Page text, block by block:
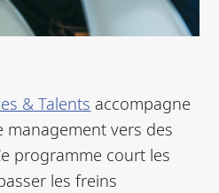
& Talents accompagne
management vers des
programme court les
les freins